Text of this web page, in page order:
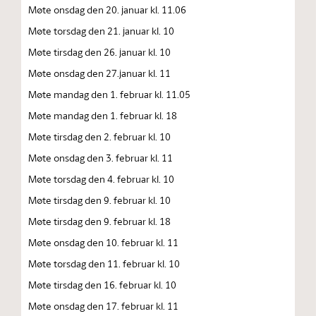
Møte onsdag den 20. januar kl. 11.06
Møte torsdag den 21. januar kl. 10
Møte tirsdag den 26. januar kl. 10
Møte onsdag den 27.januar kl. 11
Møte mandag den 1. februar kl. 11.05
Møte mandag den 1. februar kl. 18
Møte tirsdag den 2. februar kl. 10
Møte onsdag den 3. februar kl. 11
Møte torsdag den 4. februar kl. 10
Møte tirsdag den 9. februar kl. 10
Møte tirsdag den 9. februar kl. 18
Møte onsdag den 10. februar kl. 11
Møte torsdag den 11. februar kl. 10
Møte tirsdag den 16. februar kl. 10
Møte onsdag den 17. februar kl. 11